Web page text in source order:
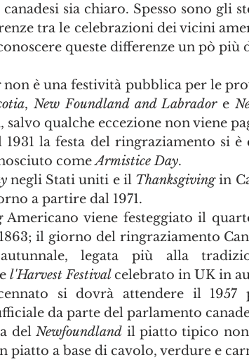
sia chiaro. Spesso sono gli
tra le celebrazioni dei vicini
queste differenze un pò più
non è una festività pubblica per le
, New Foundland and Labrador e
salvo qualche eccezione non viene
1931 la festa del ringraziamento si
come Armistice Day.
negli Stati uniti e il Thanksgiving in
a partire dal 1971.
Americano viene festeggiato il
il giorno del ringraziamento
autunnale, legata più alla
l'Harvest Festival celebrato in UK in
si dovrà attendere il
da parte del parlamento
del Newfoundland il piatto tipico
piatto a base di cavolo, verdure e